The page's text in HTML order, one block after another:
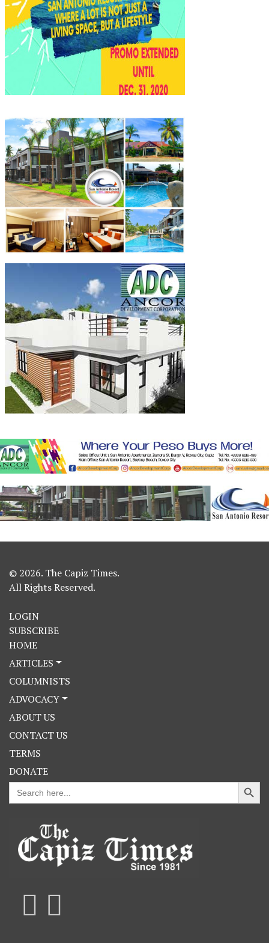
© 2026. The Capiz Times.
All Rights Reserved.
LOGIN
SUBSCRIBE
HOME
ARTICLES
COLUMNISTS
ADVOCACY
ABOUT US
CONTACT US
TERMS
DONATE
Search
for:
Search Button